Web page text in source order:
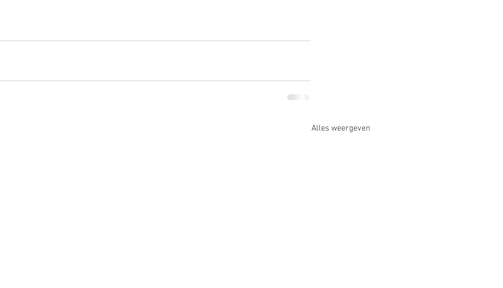
Alles weergeven